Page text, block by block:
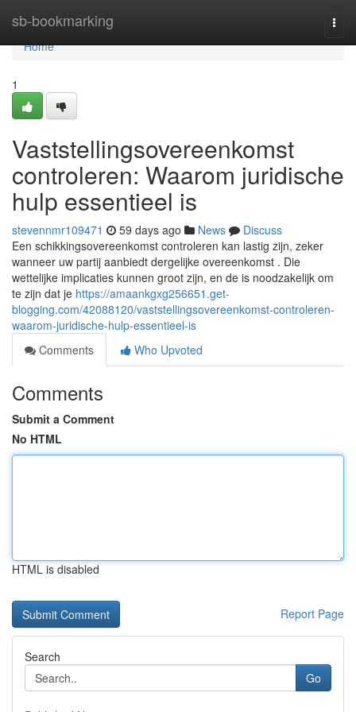
sb-bookmarking
Home
Home
1
Vaststellingsovereenkomst
controleren: Waarom juridische
hulp essentieel is
stevennmr109471 59 days ago News
Discuss
Een schikkingsovereenkomst controleren kan lastig zijn, zeker
wanneer uw partij aanbiedt dergelijke overeenkomst . Die
wettelijke implicaties kunnen groot zijn, en de is noodzakelijk om
te zijn dat je https://amaankgxg256651.get-
blogging.com/42088120/vaststellingsovereenkomst-controleren-
waarom-juridische-hulp-essentieel-is
Comments
Who Upvoted
Comments
Submit a Comment
No HTML
HTML is disabled
Report Page
Search
Go